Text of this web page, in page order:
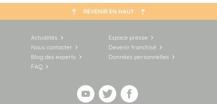
REVENIR EN HAUT
Actualités
Espace presse
Nous contacter
Devenir franchisé
Blog des experts
Données personnelles
FAQ